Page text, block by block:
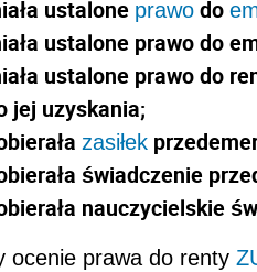
ustalone prawo do
ustalone prawo do
ustalone prawo do
jej uzyskania;
zasiłek
świadczenie
nauczycielskie
ocenie prawa do renty